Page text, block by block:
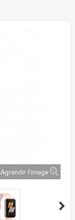
Agrandir l'image